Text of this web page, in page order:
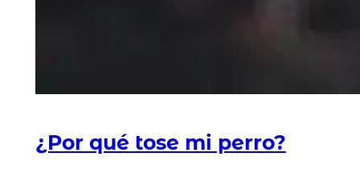
¿Por qué tose mi perro?